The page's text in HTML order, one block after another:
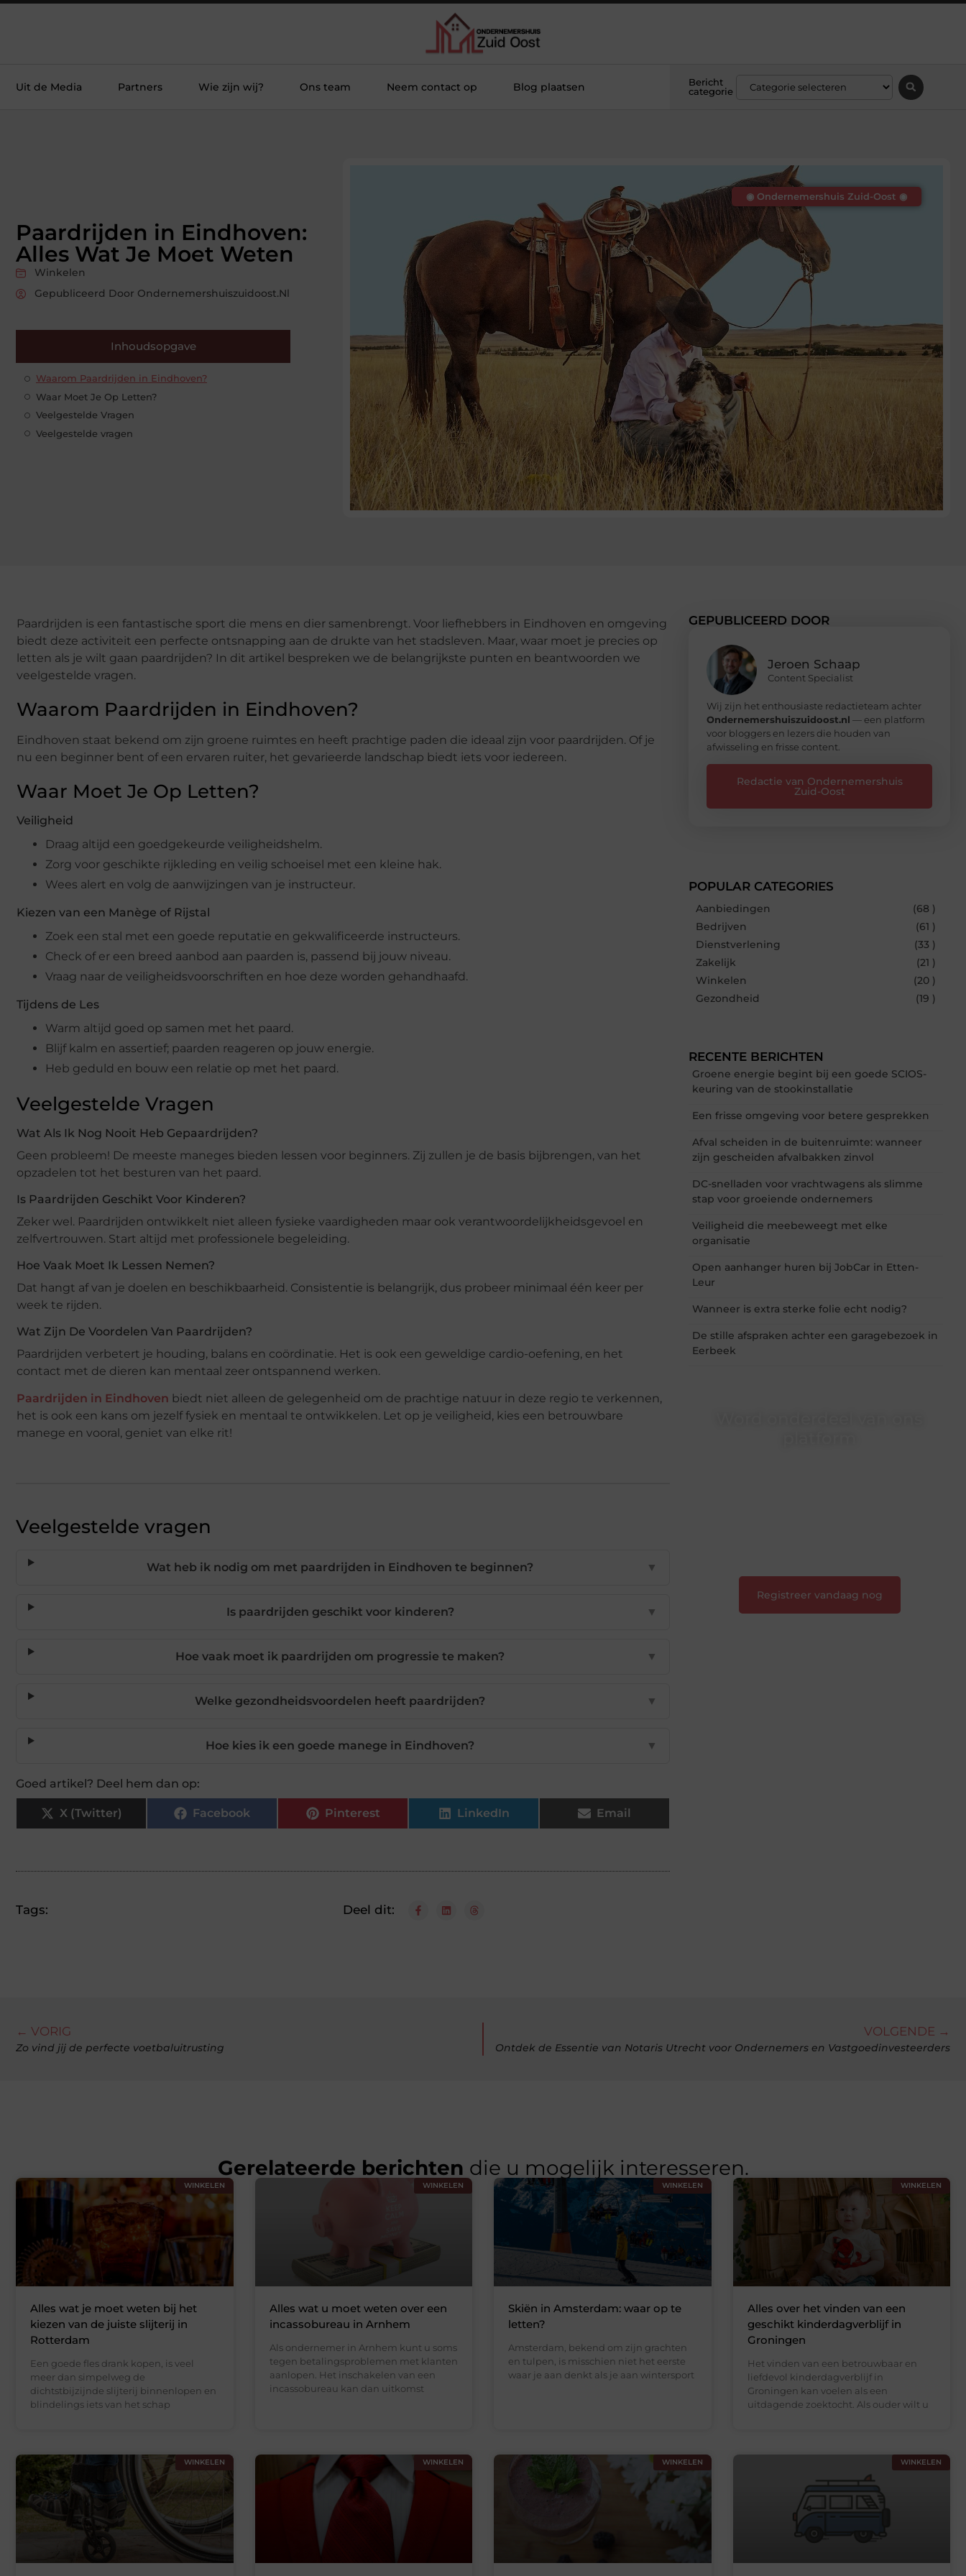
Uit de Media Partners Wie zijn wij? Ons team Neem contact op Blog plaatsen
Bericht
categorie
Paardrijden in Eindhoven:
Alles Wat Je Moet Weten
Winkelen
Gepubliceerd Door Ondernemershuiszuidoost.nl
Inhoudsopgave
Waarom Paardrijden in Eindhoven?
Waar Moet Je Op Letten?
Veelgestelde Vragen
Veelgestelde vragen
◉ Ondernemershuis Zuid-Oost ◉
Paardrijden is een fantastische sport die mens en dier samenbrengt. Voor liefhebbers in Eindhoven en omgeving
biedt deze activiteit een perfecte ontsnapping aan de drukte van het stadsleven. Maar, waar moet je precies op
letten als je wilt gaan paardrijden? In dit artikel bespreken we de belangrijkste punten en beantwoorden we
veelgestelde vragen.
Waarom Paardrijden in Eindhoven?
Eindhoven staat bekend om zijn groene ruimtes en heeft prachtige paden die ideaal zijn voor paardrijden. Of je
nu een beginner bent of een ervaren ruiter, het gevarieerde landschap biedt iets voor iedereen.
Waar Moet Je Op Letten?
Veiligheid
Draag altijd een goedgekeurde veiligheidshelm.
Zorg voor geschikte rijkleding en veilig schoeisel met een kleine hak.
Wees alert en volg de aanwijzingen van je instructeur.
Kiezen van een Manège of Rijstal
Zoek een stal met een goede reputatie en gekwalificeerde instructeurs.
Check of er een breed aanbod aan paarden is, passend bij jouw niveau.
Vraag naar de veiligheidsvoorschriften en hoe deze worden gehandhaafd.
Tijdens de Les
Warm altijd goed op samen met het paard.
Blijf kalm en assertief; paarden reageren op jouw energie.
Heb geduld en bouw een relatie op met het paard.
Veelgestelde Vragen
Wat Als Ik Nog Nooit Heb Gepaardrijden?
Geen probleem! De meeste maneges bieden lessen voor beginners. Zij zullen je de basis bijbrengen, van het
opzadelen tot het besturen van het paard.
Is Paardrijden Geschikt Voor Kinderen?
Zeker wel. Paardrijden ontwikkelt niet alleen fysieke vaardigheden maar ook verantwoordelijkheidsgevoel en
zelfvertrouwen. Start altijd met professionele begeleiding.
Hoe Vaak Moet Ik Lessen Nemen?
Dat hangt af van je doelen en beschikbaarheid. Consistentie is belangrijk, dus probeer minimaal één keer per
week te rijden.
Wat Zijn De Voordelen Van Paardrijden?
Paardrijden verbetert je houding, balans en coördinatie. Het is ook een geweldige cardio-oefening, en het
contact met de dieren kan mentaal zeer ontspannend werken.
Paardrijden in Eindhoven biedt niet alleen de gelegenheid om de prachtige natuur in deze regio te verkennen,
het is ook een kans om jezelf fysiek en mentaal te ontwikkelen. Let op je veiligheid, kies een betrouwbare
manege en vooral, geniet van elke rit!
Veelgestelde vragen
Wat heb ik nodig om met paardrijden in Eindhoven te beginnen? ▼
Is paardrijden geschikt voor kinderen? ▼
Hoe vaak moet ik paardrijden om progressie te maken? ▼
Welke gezondheidsvoordelen heeft paardrijden? ▼
Hoe kies ik een goede manege in Eindhoven? ▼
Goed artikel? Deel hem dan op:
X (Twitter) Facebook Pinterest LinkedIn Email
Tags: Deel dit:
GEPUBLICEERD DOOR
Jeroen Schaap
Content Specialist
Wij zijn het enthousiaste redactieteam achter
Ondernemershuiszuidoost.nl — een platform
voor bloggers en lezers die houden van
afwisseling en frisse content.
Redactie van Ondernemershuis
Zuid-Oost
POPULAR CATEGORIES
Aanbiedingen
(68 )
Bedrijven
(61 )
Dienstverlening
(33 )
Zakelijk
(21 )
Winkelen
(20 )
Gezondheid
(19 )
RECENTE BERICHTEN
Groene energie begint bij een goede SCIOS-
keuring van de stookinstallatie
Een frisse omgeving voor betere gesprekken
Afval scheiden in de buitenruimte: wanneer
zijn gescheiden afvalbakken zinvol
DC-snelladen voor vrachtwagens als slimme
stap voor groeiende ondernemers
Veiligheid die meebeweegt met elke
organisatie
Open aanhanger huren bij JobCar in Etten-
Leur
Wanneer is extra sterke folie echt nodig?
De stille afspraken achter een garagebezoek in
Eerbeek
Registreer vandaag nog
← VORIG
Zo vind jij de perfecte voetbaluitrusting
VOLGENDE →
Ontdek de Essentie van Notaris Utrecht voor Ondernemers en Vastgoedinvesteerders
Gerelateerde berichten die u mogelijk interesseren.
WINKELEN
Alles wat je moet weten bij het
kiezen van de juiste slijterij in
Rotterdam
Een goede fles drank kopen, is veel
meer dan simpelweg de
dichtstbijzijnde slijterij binnenlopen en
blindelings iets van het schap
WINKELEN
Alles wat u moet weten over een
incassobureau in Arnhem
Als ondernemer in Arnhem kunt u soms
tegen betalingsproblemen met klanten
aanlopen. Het inschakelen van een
incassobureau kan dan uitkomst
WINKELEN
Skiën in Amsterdam: waar op te
letten?
Amsterdam, bekend om zijn grachten
en tulpen, is misschien niet het eerste
waar je aan denkt als je aan wintersport
WINKELEN
Alles over het vinden van een
geschikt kinderdagverblijf in
Groningen
Het vinden van een betrouwbaar en
liefdevol kinderdagverblijf in
Groningen kan voelen als een
uitdagende zoektocht. Als ouder wilt u
WINKELEN WINKELEN WINKELEN WINKELEN